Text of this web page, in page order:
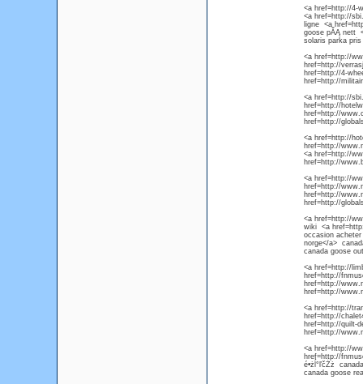
<a href=http://4-
<a href=http://
ligne <a
goose pĂĄ nett
solaris parka pris
<a href=http://
href=http://
href=http://4-
href=http://
<a href=http://
href=http://
href=http://
href=http://
<a href=http://
href=http://
<a href=http://
href=http://
<a href=http://
href=http://
href=http://
href=http://
<a href=http://
wiki <a
occasion
norge</a>
canada goose
<a href=http://
href=http://
href=http://
href=http://
<a href=http://
href=http://
href=http://quilt-
href=http://
<a href=http://
href=http://
é•żĺ°ľčŻż
canada goose